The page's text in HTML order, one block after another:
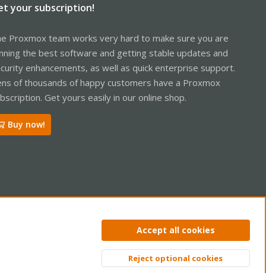
your subscription!
Proxmox team works very hard to make sure you are
the best software and getting stable updates and
enhancements, as well as quick enterprise support.
of thousands of happy customers have a Proxmox
Get yours easily in our online shop.
Buy now!
Privacy policy Help Home
Top
Accept all cookies
Reject optional cookies